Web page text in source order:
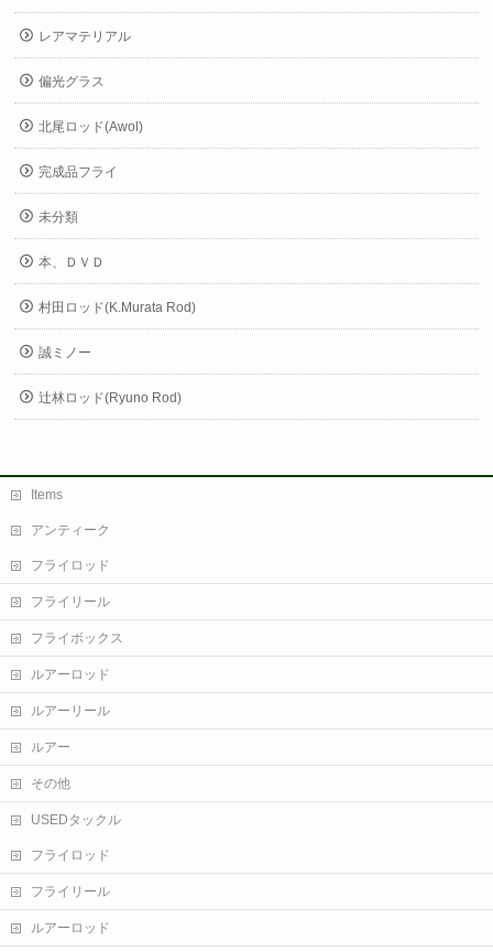
レアマテリアル
偏光グラス
北尾ロッド(Awol)
完成品フライ
未分類
本、ＤＶＤ
村田ロッド(K.Murata Rod)
誠ミノー
辻林ロッド(Ryuno Rod)
Items
アンティーク
フライロッド
フライリール
フライボックス
ルアーロッド
ルアーリール
ルアー
その他
USEDタックル
フライロッド
フライリール
ルアーロッド